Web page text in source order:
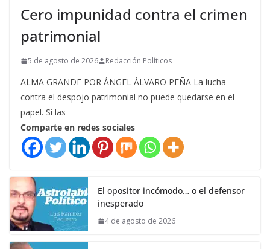
Cero impunidad contra el crimen
patrimonial
5 de agosto de 2026 Redacción Políticos
ALMA GRANDE POR ÁNGEL ÁLVARO PEÑA La lucha
contra el despojo patrimonial no puede quedarse en el
papel. Si las
Comparte en redes sociales
El opositor incómodo… o el defensor
inesperado
4 de agosto de 2026